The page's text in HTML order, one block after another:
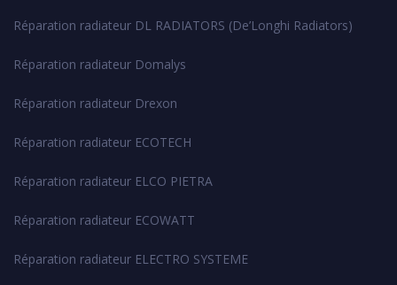
Réparation radiateur DL RADIATORS (De’Longhi Radiators)
Réparation radiateur Domalys
Réparation radiateur Drexon
Réparation radiateur ECOTECH
Réparation radiateur ELCO PIETRA
Réparation radiateur ECOWATT
Réparation radiateur ELECTRO SYSTEME